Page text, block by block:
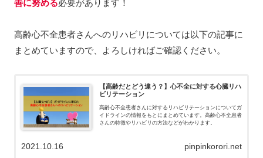
善に努める必要があります！
高齢心不全患者さんへのリハビリについては以下の記事に
まとめていますので、よろしければご確認ください。
【高齢だとどう違う？】心不全に対する心臓リハ
ビリテーション
高齢心不全患者さんに対するリハビリテーションについてガ
イドラインの情報をもとにまとめています。高齢心不全患者
さんの特徴やリハビリの方法などがわかります。
pinpinkorori.net
2021.10.16